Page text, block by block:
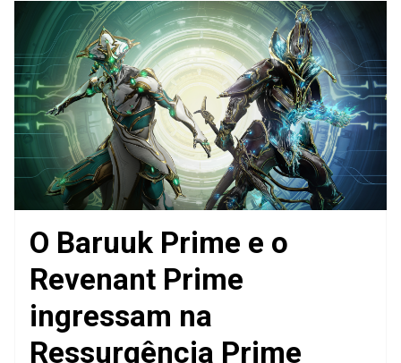
O Baruuk Prime e o
Revenant Prime
ingressam na
Ressurgência Prime